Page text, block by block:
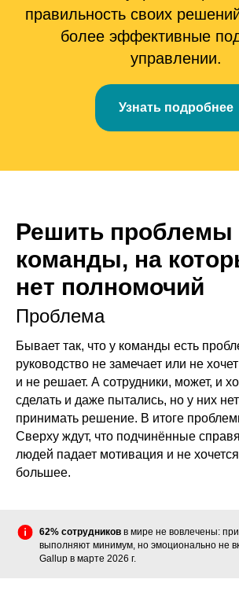
правильность своих
более эффективные
управлении.
Узнать подробнее
Решить проблемы
команды, на
нет полномочий
Проблема
Бывает так, что у команды есть
руководство не замечает или не
и не решает. А сотрудники, может, и
сделать и даже пытались, но у них
принимать решение. В итоге
Сверху ждут, что подчинённые
людей падает мотивация и не
большее.
62% сотрудников в мире не вовлечены:
выполняют минимум, но эмоционально не
Gallup в марте 2026 г.